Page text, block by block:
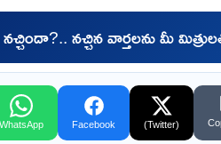
నచ్చిన వార్తలను మీ
WhatsApp Facebook (Twitter)